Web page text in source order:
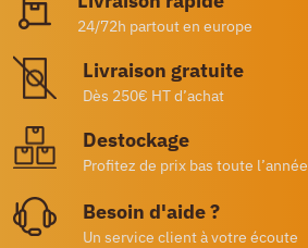
24/72h partout en europe
Livraison gratuite
Dès 250€ HT d’achat
Destockage
Profitez de prix bas toute l’année
Besoin d'aide ?
Un service client à votre écoute